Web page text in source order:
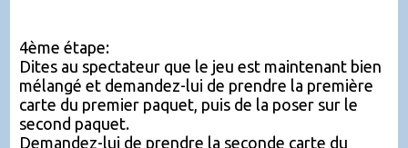
4ème étape:
Dites au spectateur que le jeu est maintenant bien
mélangé et demandez-lui de prendre la première
carte du premier paquet, puis de la poser sur le
second paquet.
Demandez-lui de prendre la seconde carte du